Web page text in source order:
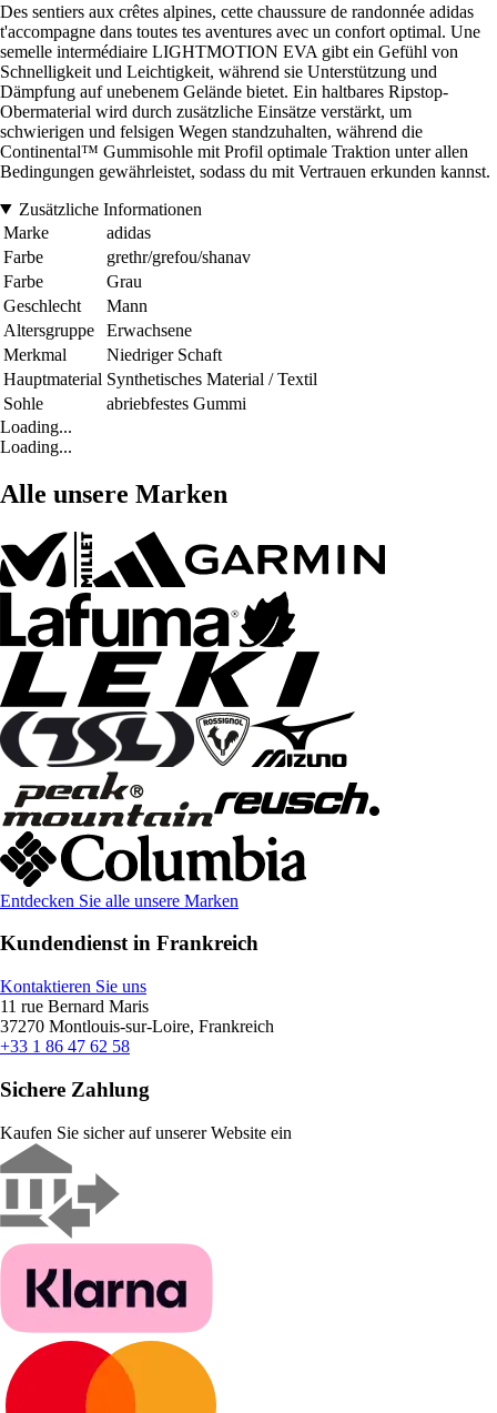
Des sentiers aux crêtes alpines, cette chaussure de randonnée adidas
t'accompagne dans toutes tes aventures avec un confort optimal. Une
semelle intermédiaire LIGHTMOTION EVA gibt ein Gefühl von
Schnelligkeit und Leichtigkeit, während sie Unterstützung und
Dämpfung auf unebenem Gelände bietet. Ein haltbares Ripstop-
Obermaterial wird durch zusätzliche Einsätze verstärkt, um
schwierigen und felsigen Wegen standzuhalten, während die
Continental™ Gummisohle mit Profil optimale Traktion unter allen
Bedingungen gewährleistet, sodass du mit Vertrauen erkunden kannst.
Zusätzliche Informationen
Marke
adidas
Farbe
grethr/grefou/shanav
Farbe
Grau
Geschlecht
Mann
Altersgruppe
Erwachsene
Merkmal
Niedriger Schaft
Hauptmaterial Synthetisches Material / Textil
Sohle
abriebfestes Gummi
Loading...
Loading...
Alle unsere Marken
Entdecken Sie alle unsere Marken
Kundendienst in Frankreich
Kontaktieren Sie uns
11 rue Bernard Maris
37270 Montlouis-sur-Loire, Frankreich
+33 1 86 47 62 58
Sichere Zahlung
Kaufen Sie sicher auf unserer Website ein